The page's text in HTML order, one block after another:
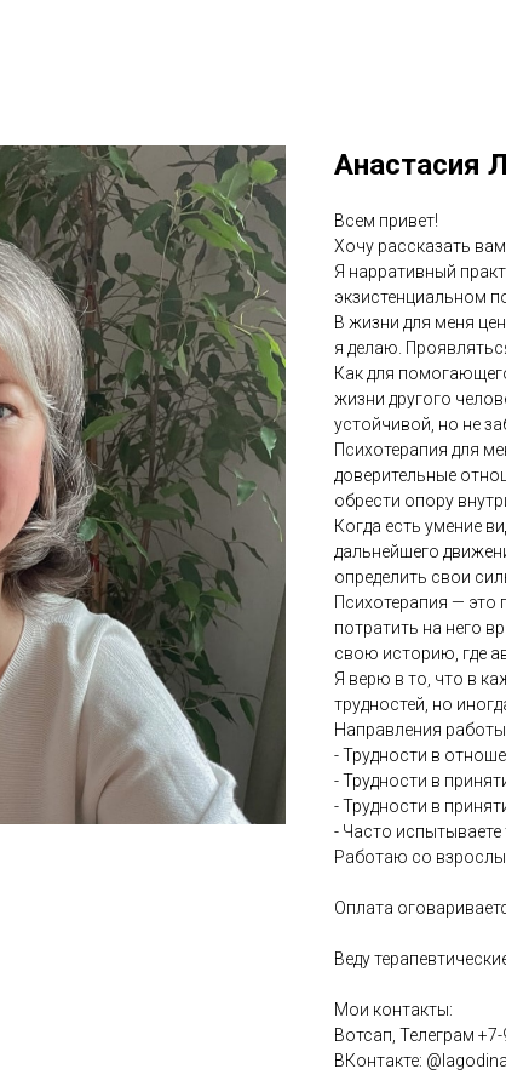
Анастасия
Всем привет!
Хочу рассказать
Я нарративный
экзистенциальном
В жизни для меня
я делаю.
Как для
жизни другого
устойчивой, но не
Психотерапия для
доверительные
обрести опору
Когда есть умение
дальнейшего
определить свои
Психотерапия — это
потратить на него
свою историю, где
Я верю в то, что в
трудностей, но
Направления
- Трудности в
- Трудности в
- Трудности в
- Часто испытываете
Работаю со
Оплата
Веду
Мои контакты:
Вотсап, Телеграм
ВКонтакте: